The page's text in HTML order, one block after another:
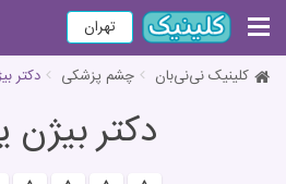
تهران
کلینیک نی‌نی‌بان چشم پزشکی دكتر
دكتر بیژن